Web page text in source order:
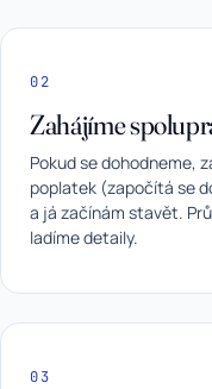
02
Zahájíme
Pokud se dohodneme,
poplatek (započítá se
a já začínám stavět.
ladíme detaily.
03